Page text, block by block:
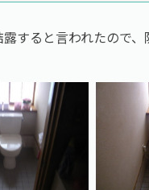
すると言われたので